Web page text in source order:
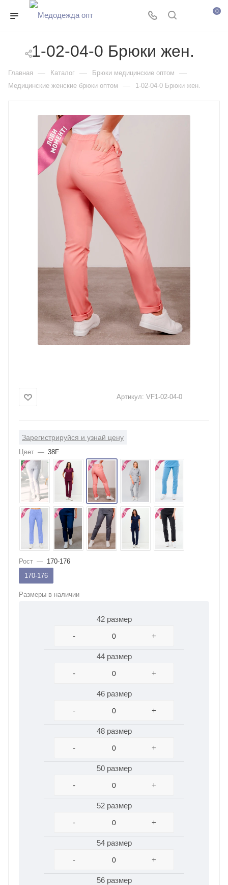
0
1-02-04-0 Брюки жен.
Главная — Каталог — Брюки медицинские оптом —
Медицинские женские брюки оптом — 1-02-04-0 Брюки жен.
Артикул: VF1-02-04-0
Зарегистрируйся и узнай цену
Цвет — 38F
Рост — 170-176
170-176
Размеры в наличии
42 размер
-
+
44 размер
-
+
46 размер
-
+
48 размер
-
+
50 размер
-
+
52 размер
-
+
54 размер
-
+
56 размер